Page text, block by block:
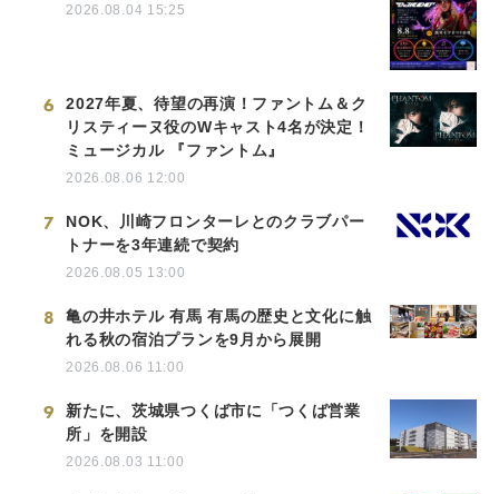
2026.08.04 15:25
6
2027年夏、待望の再演！ファントム＆ク
リスティーヌ役のWキャスト4名が決定！
ミュージカル 『ファントム』
2026.08.06 12:00
7
NOK、川崎フロンターレとのクラブパー
トナーを3年連続で契約
2026.08.05 13:00
8
亀の井ホテル 有馬 有馬の歴史と文化に触
れる秋の宿泊プランを9月から展開
2026.08.06 11:00
9
新たに、茨城県つくば市に「つくば営業
所」を開設
2026.08.03 11:00